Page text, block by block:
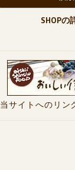
SHOPの
当サイトへのリン